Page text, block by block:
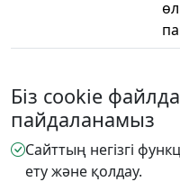
Біз cookie
пайдаланамыз
Сайттың негізгі
ету және қолдау.